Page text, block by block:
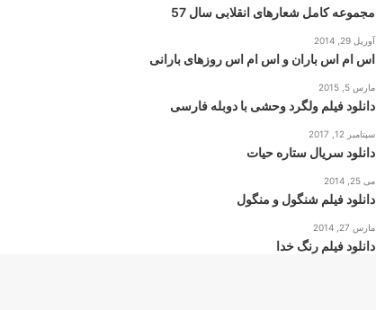
مجموعه کامل شعارهای انقلابی سال 57
آوریل 29, 2014
اس ام اس باران و اس ام اس روزهای بارانی
مارس 5, 2015
دانلود فیلم ولگرد وحشی با دوبله فارسی
سپتامبر 12, 2017
دانلود سریال ستاره حیات
می 25, 2014
دانلود فیلم شنگول و منگول
مارس 27, 2014
دانلود فیلم رنگ خدا